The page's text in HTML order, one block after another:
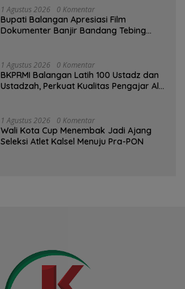
1 Agustus 2026 0 Komentar
Bupati Balangan Apresiasi Film
Dokumenter Banjir Bandang Tebing
1 Agustus 2026 0 Komentar
BKPRMI Balangan Latih 100 Ustadz dan
Ustadzah, Perkuat Kualitas Pengajar Al-
1 Agustus 2026 0 Komentar
Wali Kota Cup Menembak Jadi Ajang
Seleksi Atlet Kalsel Menuju Pra-PON